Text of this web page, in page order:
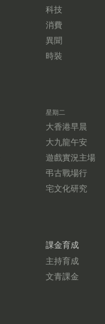
科技
消費
異聞
時裝
星期二
大香港早晨
大九龍午安
遊戲實況主場
弔古戰場行
宅文化研究
課金育成
主持育成
文青課金